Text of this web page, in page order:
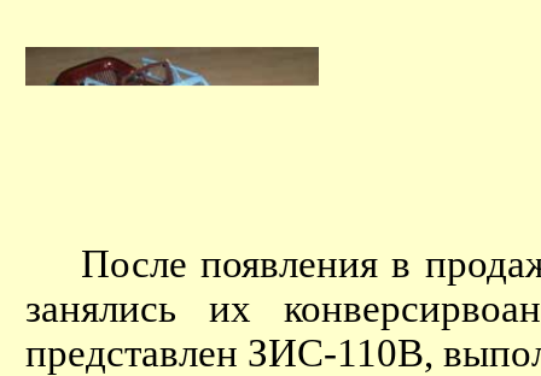
После появления в
занялись их
представлен ЗИС-110В,